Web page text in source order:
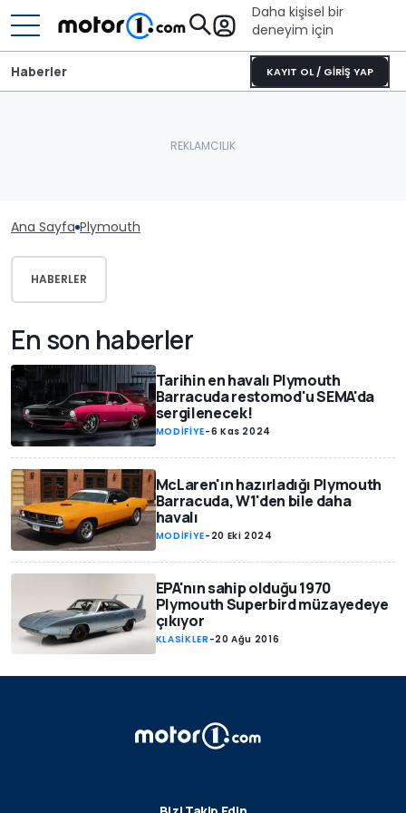
Daha kişisel bir
deneyim için
KAYIT OL / GİRİŞ YAP
Haberler
Ana Sayfa Plymouth
HABERLER
En son haberler
Tarihin en havalı Plymouth
Barracuda restomod'u SEMA'da
sergilenecek!
MODİFİYE-6 Kas 2024
McLaren'ın hazırladığı Plymouth
Barracuda, W1'den bile daha
havalı
MODİFİYE- 20 Eki 2024
EPA'nın sahip olduğu 1970
Plymouth Superbird müzayedeye
çıkıyor
KLASİKLER -20 Ağu 2016